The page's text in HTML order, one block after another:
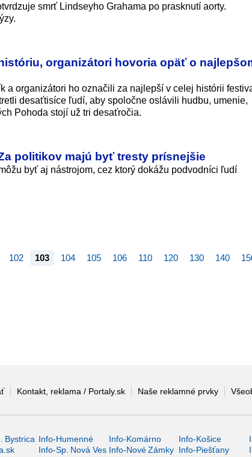
smrť Lindseyho Grahama po prasknutí aorty.
organizátori hovoria opäť o
a organizátori ho označili za najlepší v celej histórii
desaťtisíce ľudí, aby spoločne oslávili hudbu, umenie,
Pohoda stojí už tri desaťročia.
politikov majú byť tresty prísnejšie
byť aj nástrojom, cez ktorý dokážu podvodníci ľudí
102 103 104 105 106 110 120 130 140
Kontakt, reklama / Portaly.sk Naše reklamné prvky
Bystrica Info-Humenné Info-Komárno Info-Košice
Info-Sp. Nová Ves Info-Nové Zámky Info-Piešťany